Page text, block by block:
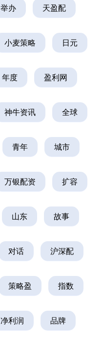
举办 天盈配
小麦策略 日元
年度 盈利网
神牛资讯 全球
青年 城市
万银配资 扩容
山东 故事
对话 沪深配
策略盈 指数
净利润 品牌